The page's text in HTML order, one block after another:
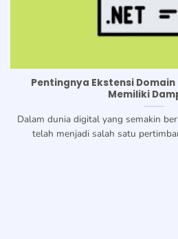
Pentingnya Ekstensi Domain
Memiliki
Dalam dunia digital yang semakin
telah menjadi salah satu